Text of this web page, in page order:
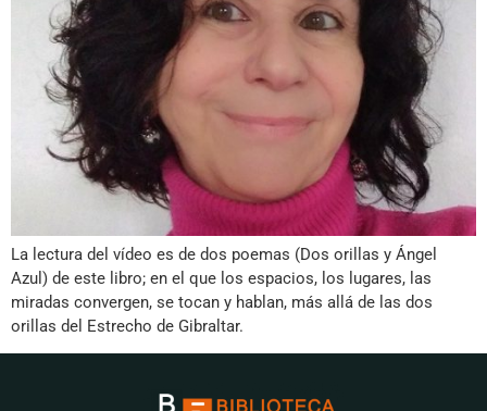
La lectura del vídeo es de dos poemas (Dos orillas y Ángel
Azul) de este libro; en el que los espacios, los lugares, las
miradas convergen, se tocan y hablan, más allá de las dos
orillas del Estrecho de Gibraltar.